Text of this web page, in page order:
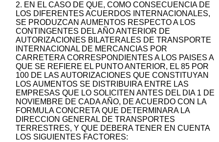
2. EN EL CASO DE QUE, COMO CONSECUENCIA DE
LOS DIFERENTES ACUERDOS INTERNACIONALES,
SE PRODUZCAN AUMENTOS RESPECTO A LOS
CONTINGENTES DEL AÑO ANTERIOR DE
AUTORIZACIONES BILATERALES DE TRANSPORTE
INTERNACIONAL DE MERCANCIAS POR
CARRETERA CORRESPONDIENTES A LOS PAISES A
QUE SE REFIERE EL PUNTO ANTERIOR, EL 85 POR
100 DE LAS AUTORIZACIONES QUE CONSTITUYAN
LOS AUMENTOS SE DISTRIBUIRA ENTRE LAS
EMPRESAS QUE LO SOLICITEN ANTES DEL DIA 1 DE
NOVIEMBRE DE CADA AÑO, DE ACUERDO CON LA
FORMULA CONCRETA QUE DETERMINARA LA
DIRECCION GENERAL DE TRANSPORTES
TERRESTRES, Y QUE DEBERA TENER EN CUENTA
LOS SIGUIENTES FACTORES: